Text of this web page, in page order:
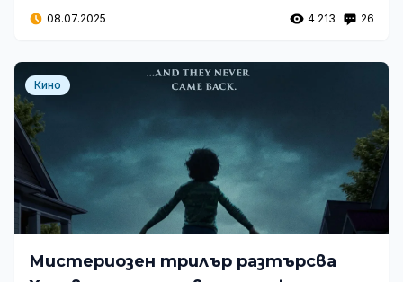
дата и впечатляващ актьорски състав, който
обещава да възроди легендарния комиксов отбор по
08.07.2025 4 213 26
Кино
Мистериозен трилър разтърсва